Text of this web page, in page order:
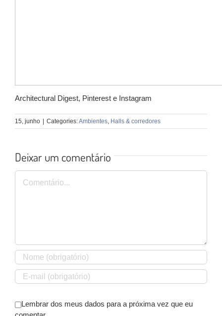
Architectural Digest, Pinterest e Instagram
15, junho Categories:Ambientes, Halls & corredores
Deixar um comentário
Comentário
Lembrar dos meus dados para a próxima vez que eu